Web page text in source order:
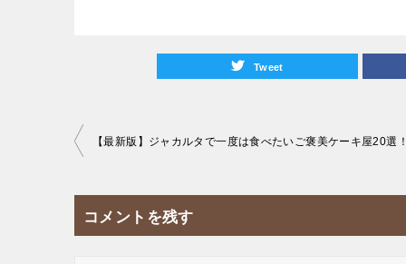
Tweet
投
ナ
ビ
【最新版】ジャカルタで一度は食べたいご褒美ケーキ屋20選！
コメントを残す